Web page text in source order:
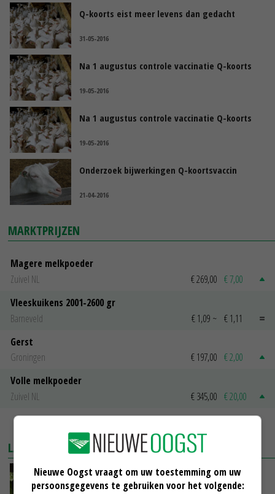
Q-koorts eist meer levens dan gedacht
31-05-2016
Na 1 augustus controle vaccinatie Q-koorts
19-05-2016
Na 1 augustus controle vaccinatie Q-koorts
19-05-2016
Onderzoek bijwerkingen Q-koortsvaccin
21-04-2016
MARKTPRIJZEN
Magere melkpoeder
Zuivel NL
€ 269,00 € 7,00
Vleeskuikens 2001-2600 gr
Barneveld
€ 1,09 ~ € 1,11
Gerst
Groningen
€ 197,00 € 2,00
Volle melkpoeder
Zuivel NL
€ 345,00 € 20,00
LAATSTE NIEUWS
Onderzoek: rantsoen van invloed op
wateropname koe
Nieuwe Oogst vraagt om uw toestemming om uw
persoonsgegevens te gebruiken voor het volgende: